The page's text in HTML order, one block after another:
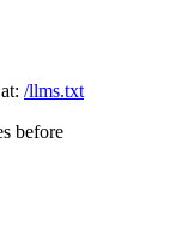
/llms.txt
before